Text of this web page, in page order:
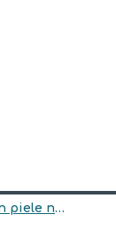
Adidasi mamici din piele naturala model HAZEL